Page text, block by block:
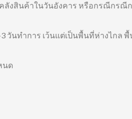
ลังสินค้าในวันอังคาร หรือกรณีกรณี
นทำการ เว้นแต่เป็นพื้นที่ห่างไกล พื้
นด